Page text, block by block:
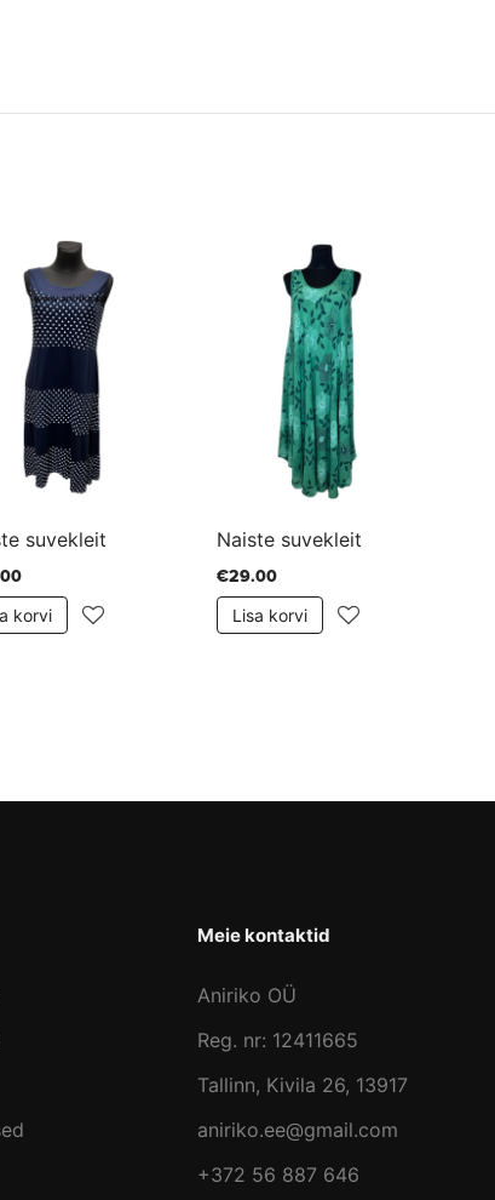
suvekleit
korvi
Naiste suvekleit
€29.00
Lisa korvi
Meie kontaktid
Aniriko OÜ
Reg. nr: 12411665
Tallinn, Kivila 26, 13917
aniriko.ee@gmail.com
+372 56 887 646